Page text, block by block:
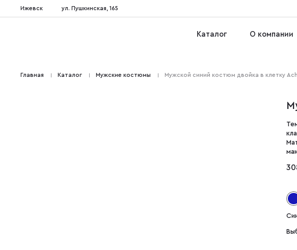
Ижевск ул. Пушкинская, 165
Каталог О компании
Главная Каталог Мужские костюмы Мужской синий костюм двойка в клетку